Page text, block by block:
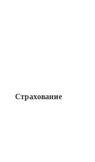
Страхование